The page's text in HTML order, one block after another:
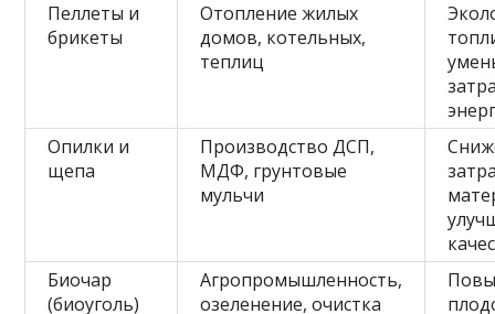
Пеллеты и
брикеты
Отопление жилых
домов, котельных,
теплиц
Опилки и
щепа
Производство ДСП,
МДФ, грунтовые
мульчи
Биочар
(биоуголь)
Агропромышленность,
озеленение, очистка